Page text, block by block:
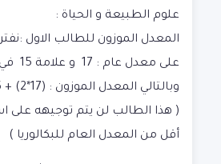
علوم الطبيعة و الحياة :
المعدل الموزون للطالب الاول :
على
وبالتالي المعدل الموزون :
( هذا الطالب لن يتم توجيهه على
أقل من المعدل العام للبكالوريا )